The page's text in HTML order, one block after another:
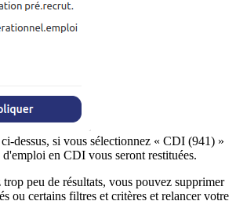
dessus, si vous sélectionnez « CDI (941) »
d'emploi en CDI vous seront restituées.
trop peu de résultats, vous pouvez supprimer
ou certains filtres et critères et relancer votre